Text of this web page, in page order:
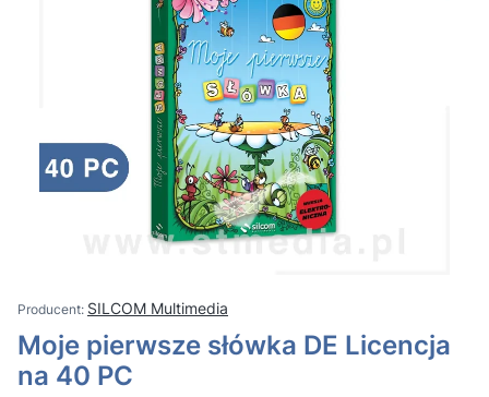
SILCOM Multimedia
Moje pierwsze słówka DE Licencja
na 40 PC